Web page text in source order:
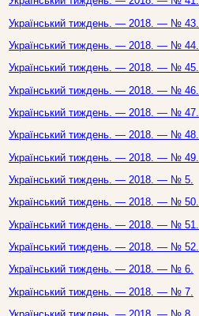
Український тиждень. — 2018. — № 43.
Український тиждень. — 2018. — № 44.
Український тиждень. — 2018. — № 45.
Український тиждень. — 2018. — № 46.
Український тиждень. — 2018. — № 47.
Український тиждень. — 2018. — № 48.
Український тиждень. — 2018. — № 49.
Український тиждень. — 2018. — № 5.
Український тиждень. — 2018. — № 50.
Український тиждень. — 2018. — № 51.
Український тиждень. — 2018. — № 52.
Український тиждень. — 2018. — № 6.
Український тиждень. — 2018. — № 7.